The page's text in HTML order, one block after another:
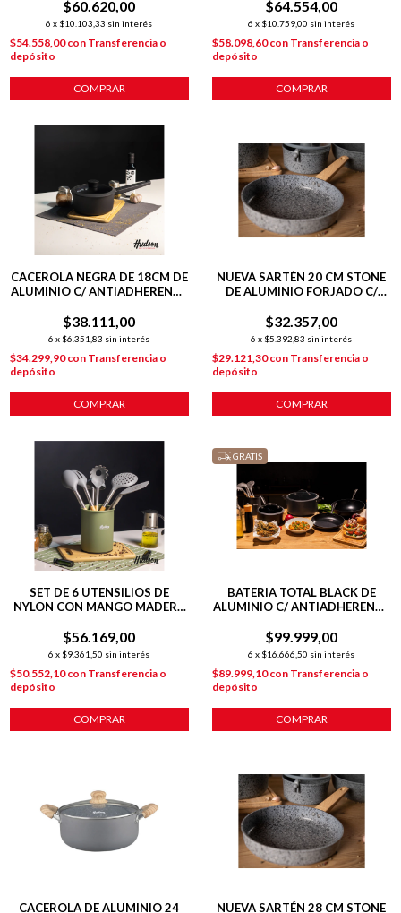
$60.620,00
6 x $10.103,33 sin interés
$54.558,00con Transferencia o
depósito
COMPRAR
$64.554,00
6 x $10.759,00 sin interés
$58.098,60con Transferencia o
depósito
COMPRAR
CACEROLA NEGRA DE 18CM DE
ALUMINIO C/ ANTIADHERENTE
$38.111,00
6 x $6.351,83 sin interés
$34.299,90con Transferencia o
depósito
COMPRAR
NUEVA SARTÉN 20 CM STONE
DE ALUMINIO FORJADO C/
INDUCCIÓN
$32.357,00
6 x $5.392,83 sin interés
$29.121,30con Transferencia o
depósito
COMPRAR
SET DE 6 UTENSILIOS DE
NYLON CON MANGO MADERA
$56.169,00
6 x $9.361,50 sin interés
$50.552,10con Transferencia o
depósito
COMPRAR
GRATIS
BATERIA TOTAL BLACK DE
ALUMINIO C/ ANTIADHERENTE
$99.999,00
6 x $16.666,50 sin interés
$89.999,10con Transferencia o
depósito
COMPRAR
CACEROLA DE ALUMINIO 24
NUEVA SARTÉN 28 CM STONE